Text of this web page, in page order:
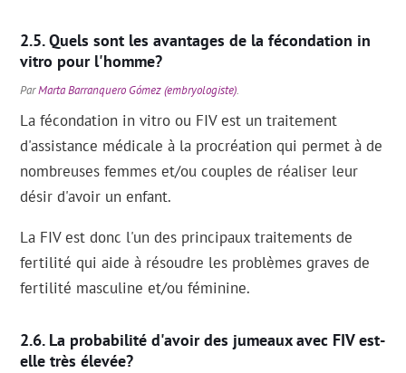
Quels sont les avantages de la fécondation in
vitro pour l'homme?
ParMarta Barranquero Gómez (embryologiste).
La fécondation in vitro ou FIV est un traitement
d'assistance médicale à la procréation qui permet à de
nombreuses femmes et/ou couples de réaliser leur
désir d'avoir un enfant.
La FIV est donc l'un des principaux traitements de
fertilité qui aide à résoudre les problèmes graves de
fertilité masculine et/ou féminine.
La probabilité d'avoir des jumeaux avec FIV est-
elle très élevée?